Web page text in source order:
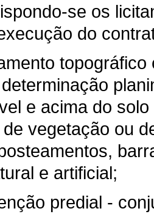
se os
do
e acima do
vegetação ou
e artificial;
predial -